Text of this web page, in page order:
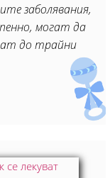
заболявания,
могат да
до трайни